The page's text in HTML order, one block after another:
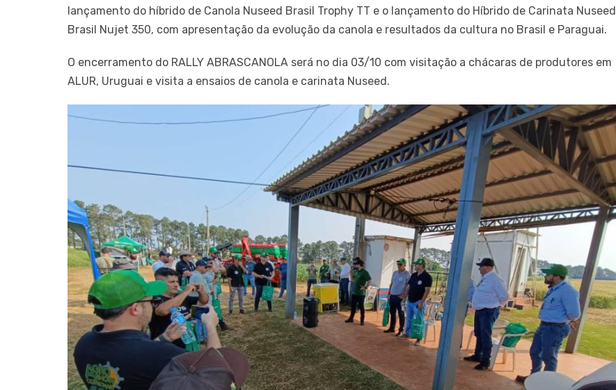
lançamento do híbrido de Canola Nuseed Brasil Trophy TT e o lançamento do Híbrido de Carinata Nuseed
Brasil Nujet 350, com apresentação da evolução da canola e resultados da cultura no Brasil e Paraguai.
O encerramento do RALLY ABRASCANOLA será no dia 03/10 com visitação a chácaras de produtores em
ALUR, Uruguai e visita a ensaios de canola e carinata Nuseed.